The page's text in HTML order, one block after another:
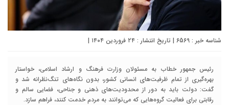
شناسه خبر : 6569 | تاریخ انتشار : ۲۴ فروردین ۱۴۰۴ |
رئیس جمهور خطاب به مسئولان وزارت فرهنگ و ارشاد اسلامی، خواستار
بهره‌گیری از تمام ظرفیت‌های انسانی کشور، بدون نگاه‌های تنگ‌نظرانه شد و
گفت: دولت باید به دور از محدودیت‌های ذهنی و جناحی، فضایی سالم و
رقابتی برای فعالیت گروه‌هایی که می‌توانند به مردم خدمت کنند، فراهم سازد.